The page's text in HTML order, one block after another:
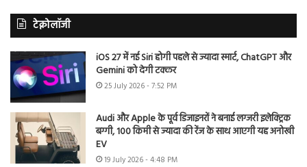
टेक्नोलॉजी
iOS 27 में नई Siri होगी पहले से ज्यादा स्मार्ट, ChatGPT और
Gemini को देगी टक्कर
25 July 2026 - 7:52 PM
Audi और Apple के पूर्व डिजाइनरों ने बनाई लग्जरी इलेक्ट्रिक
बग्गी, 100 किमी से ज्यादा की रेंज के साथ आएगी यह अनोखी
EV
19 July 2026 - 4:48 PM